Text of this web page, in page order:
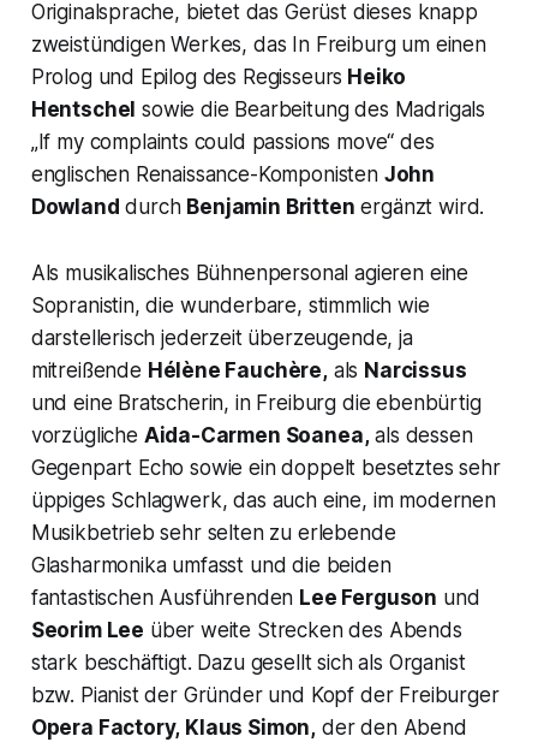
Originalsprache, bietet das Gerüst dieses knapp
zweistündigen Werkes, das In Freiburg um einen
Prolog und Epilog des Regisseurs Heiko
Hentschel sowie die Bearbeitung des Madrigals
„If my complaints could passions move“ des
englischen Renaissance-Komponisten John
Dowland durch Benjamin Britten ergänzt wird.
Als musikalisches Bühnenpersonal agieren eine
Sopranistin, die wunderbare, stimmlich wie
darstellerisch jederzeit überzeugende, ja
mitreißende Hélène Fauchère,als Narcissus
und eine Bratscherin, in Freiburg die ebenbürtig
vorzügliche Aida-Carmen Soanea,als dessen
Gegenpart Echo sowie ein doppelt besetztes sehr
üppiges Schlagwerk, das auch eine, im modernen
Musikbetrieb sehr selten zu erlebende
Glasharmonika umfasst und die beiden
fantastischen Ausführenden Lee Ferguson und
Seorim Lee über weite Strecken des Abends
stark beschäftigt. Dazu gesellt sich als Organist
bzw. Pianist der Gründer und Kopf der Freiburger
Opera Factory, Klaus Simon, der den Abend